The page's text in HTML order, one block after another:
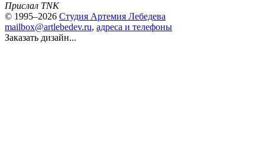
Прислал TNK
© 1995–2026 Студия Артемия Лебедева
mailbox@artlebedev.ru, адреса и телефоны
Заказать дизайн...